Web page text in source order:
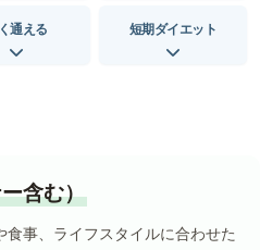
通える 短期ダイエット
含む）
事、ライフスタイルに合わせた